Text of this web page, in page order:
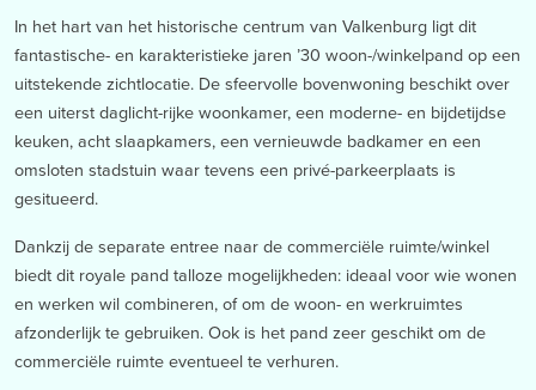
In het hart van het historische centrum van Valkenburg ligt dit
fantastische- en karakteristieke jaren ’30 woon-/winkelpand op een
uitstekende zichtlocatie. De sfeervolle bovenwoning beschikt over
een uiterst daglicht-rijke woonkamer, een moderne- en bijdetijdse
keuken, acht slaapkamers, een vernieuwde badkamer en een
omsloten stadstuin waar tevens een privé-parkeerplaats is
gesitueerd.
Dankzij de separate entree naar de commerciële ruimte/winkel
biedt dit royale pand talloze mogelijkheden: ideaal voor wie wonen
en werken wil combineren, of om de woon- en werkruimtes
afzonderlijk te gebruiken. Ook is het pand zeer geschikt om de
commerciële ruimte eventueel te verhuren.